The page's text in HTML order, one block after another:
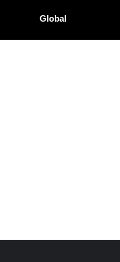
Global